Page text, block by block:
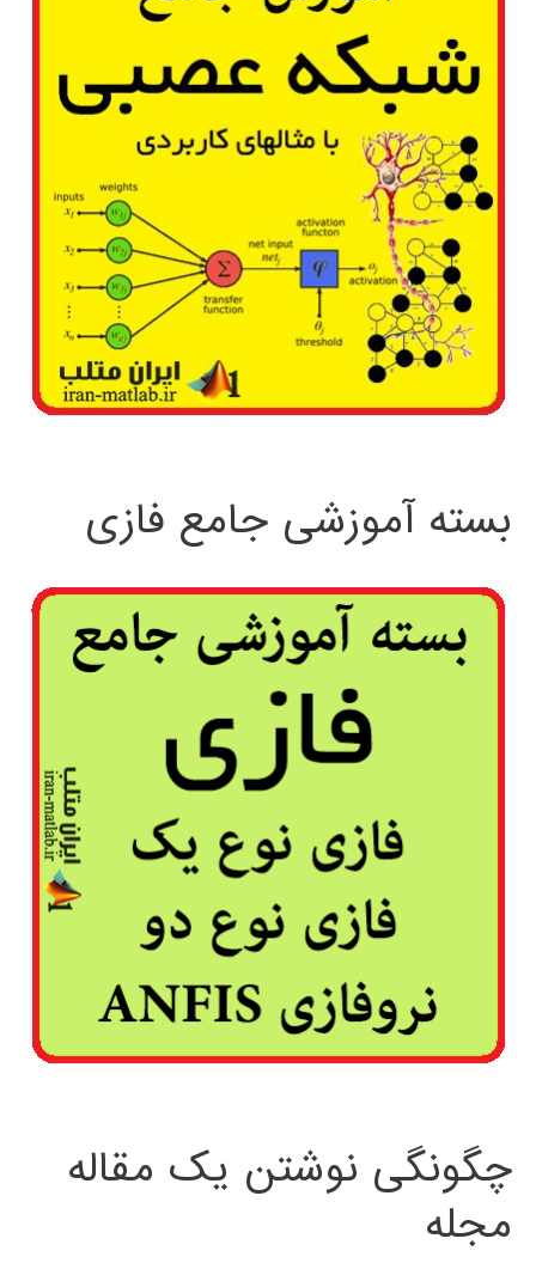
بسته آموزشی جامع فازی
چگونگی نوشتن یک مقاله
مجله